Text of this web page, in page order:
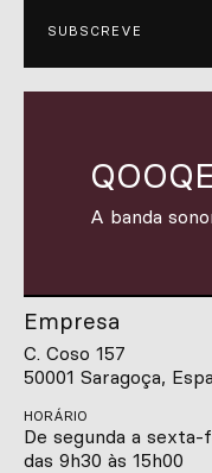
SUBSCREVE
A banda
Empresa
C. Coso 157
50001 Saragoça,
HORÁRIO
De segunda a sexta-
das 9h30 às 15h00